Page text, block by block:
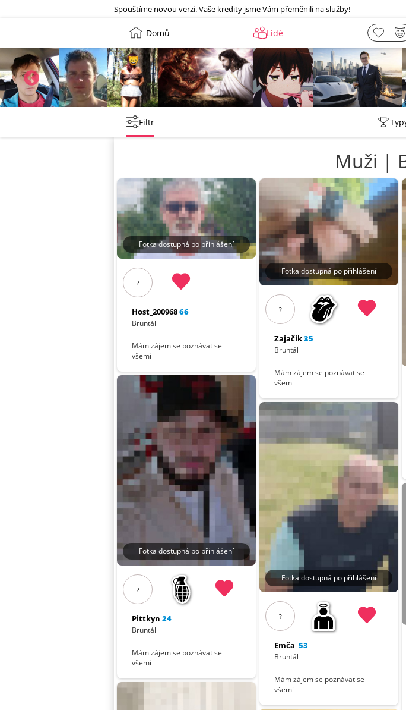
Spouštíme novou verzi. Vaše kredity jsme Vám přeměnili na služby!
Domů Lidé
Leny
Filtr
Muži |
Fotka dostupná po přihlášení
?
Host_20096866
Bruntál
Mám zájem se poznávat se
všemi
Fotka dostupná po přihlášení
?
Pittkyn 24
Bruntál
Mám zájem se poznávat se
všemi
Fotka dostupná po přihlášení
?
Zajačik35
Bruntál
Mám zájem se poznávat se
všemi
Fotka dostupná po přihlášení
?
Emča 53
Bruntál
Mám zájem se poznávat se
všemi